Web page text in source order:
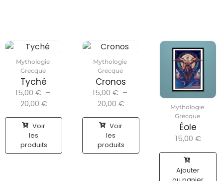
Mythologie
Grecque
Tyché
15,00 € –
20,00 €
Voir
les
produits
Mythologie
Grecque
Cronos
15,00 € –
20,00 €
Voir
les
produits
Mythologie
Grecque
Éole
15,00 €
Ajouter